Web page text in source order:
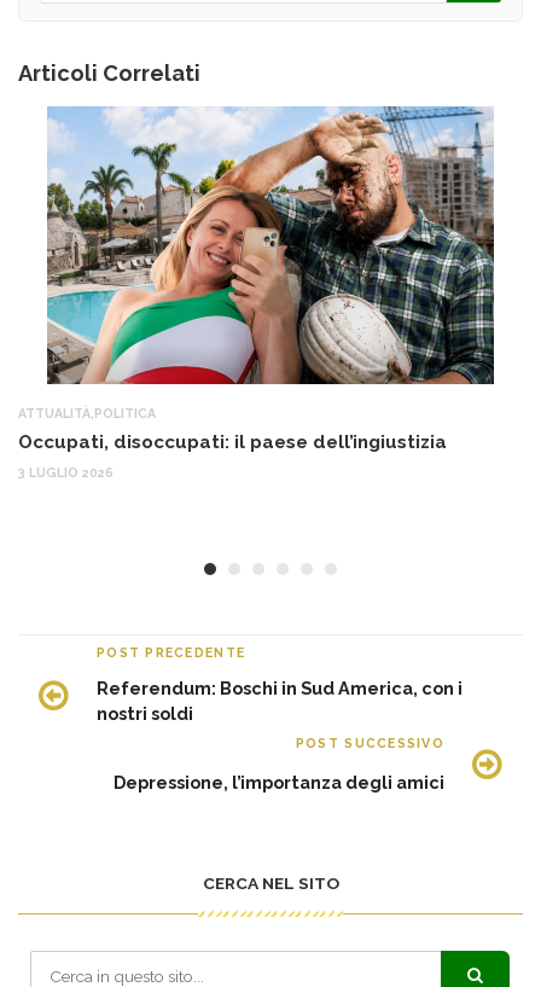
Articoli Correlati
ATTUALITÀ POLITICA
Occupati, disoccupati: il paese dell’ingiustizia
3 LUGLIO 2026
POST PRECEDENTE
Referendum: Boschi in Sud America, con i
nostri soldi
POST SUCCESSIVO
Depressione, l’importanza degli amici
CERCA NEL SITO